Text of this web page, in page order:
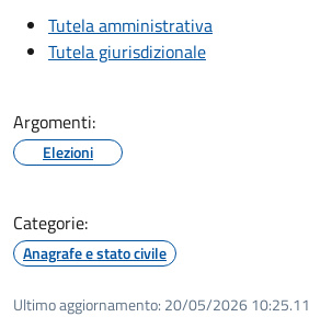
Tutela amministrativa
Tutela giurisdizionale
Argomenti:
Elezioni
Categorie:
Anagrafe e stato civile
Ultimo aggiornamento: 20/05/2026 10:25.11